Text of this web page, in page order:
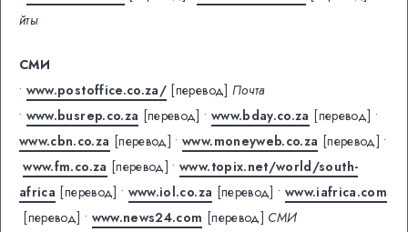
йты
СМИ
• www.postoffice.co.za/ [перевод] Почта
• www.busrep.co.za [перевод] • www.bday.co.za [перевод] •
www.cbn.co.za [перевод] •www.moneyweb.co.za [перевод] •
www.fm.co.za [перевод] •www.topix.net/world/south-
africa [перевод] • www.iol.co.za [перевод] • www.iafrica.com
[перевод] • www.news24.com [перевод] СМИ